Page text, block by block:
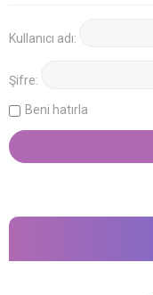
Kullanıcı adı:
Şifre:
Beni hatırla